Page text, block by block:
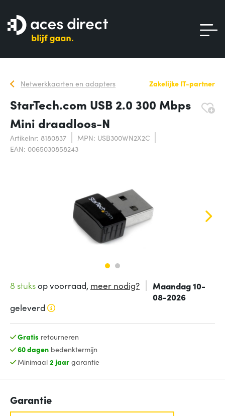
Netwerkkaarten en adapters Zakelijke IT-partner
StarTech.com USB 2.0 300 Mbps
Mini draadloos-N
Artikelnr: 8180837
MPN: USB300WN2X2C
EAN: 0065030858243
8 stuksop voorraad, meer nodig?
Maandag 10-
08-2026
geleverd
Gratis retourneren
60 dagenbedenktermijn
Minimaal 2 jaargarantie
Garantie